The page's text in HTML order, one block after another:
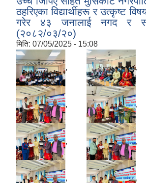
ठहरिएका विद्यार्थीहरू र उत्कृष्ट
गरेर ४३ जनालाई नगद र
(२०८२/०३/२०)
मिति: 07/05/2025 - 15:08
,
,
,
,